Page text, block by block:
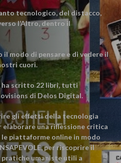
tecnologico, del distacco,
l’Altro, dentro il
il modo di pensare e di vedere il
cuori.
ha scritto 22 libri, tutti
di Delos Digital.
gli effetti della tecnologia
una riflessione critica
piattaforme online in modo
per riscoprire il
pratiche umaniste utili a